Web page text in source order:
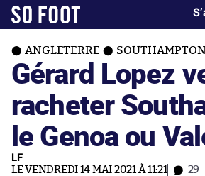
ANGLETERRE SOUTHAMPTON
Gérard Lopez
racheter
le Genoa ou
LF
LE VENDREDI 14 MAI 2021 À 11:21 29